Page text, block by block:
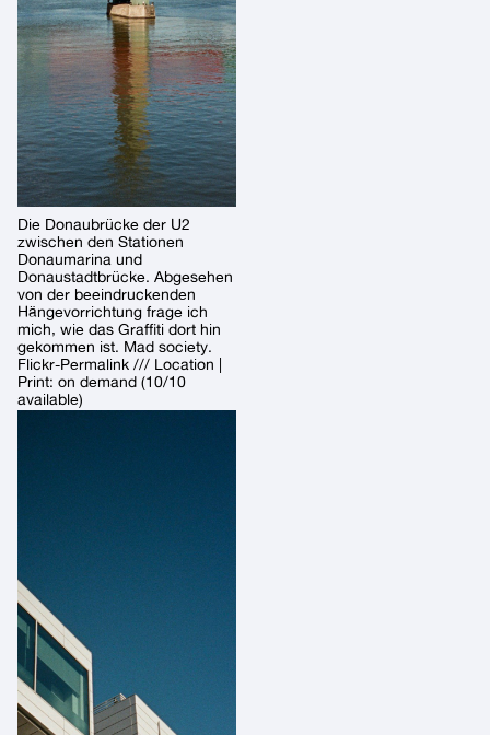
Die Donaubrücke der U2
zwischen den Stationen
Donaumarina und
Donaustadtbrücke. Abgesehen
von der beeindruckenden
Hängevorrichtung frage ich
mich, wie das Graffiti dort hin
gekommen ist. Mad society.
Flickr-Permalink /// Location |
Print: on demand (10/10
available)